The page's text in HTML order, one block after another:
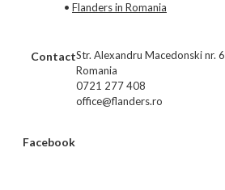
• Flanders in Romania
ContactStr. Alexandru Macedonski nr.
Romania
0721 277 408
office@flanders.ro
Facebook